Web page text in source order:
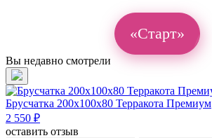
«Старт»
Вы недавно смотрели
Брусчатка 200х100х80 Терракота Премиум
2 550 ₽
оставить отзыв